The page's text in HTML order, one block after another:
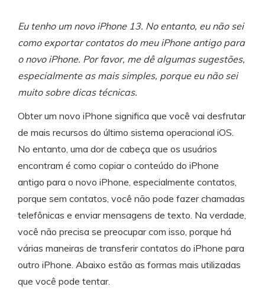
WhatsApp para o computador. E restaurar
backups facilmente.
Recuperar visulização única de WhatsApp
Recupere todas as mídias de visulização única do
Mutsapper
Transferir dados do WhatsApp e WhatsApp
Business sem redefinição de fábrica.
MobileTrans App
Transferir dados do telefone, dados do
WhatsApp e arquivos entre dispositivos.
Eu tenho um novo iPhone 13. No entanto, eu não sei
como exportar contatos do meu iPhone antigo para
o novo iPhone. Por favor, me dê algumas sugestões,
especialmente as mais simples, porque eu não sei
muito sobre dicas técnicas.
Obter um novo iPhone significa que você vai desfrutar
de mais recursos do último sistema operacional iOS.
No entanto, uma dor de cabeça que os usuários
encontram é como copiar o conteúdo do iPhone
antigo para o novo iPhone, especialmente contatos,
porque sem contatos, você não pode fazer chamadas
telefônicas e enviar mensagens de texto. Na verdade,
você não precisa se preocupar com isso, porque há
várias maneiras de transferir contatos do iPhone para
outro iPhone. Abaixo estão as formas mais utilizadas
que você pode tentar.